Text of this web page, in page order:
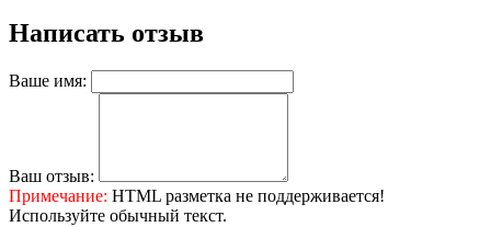
Написать отзыв
Ваше имя:
Ваш отзыв:
Примечание: HTML разметка не поддерживается!
Используйте обычный текст.